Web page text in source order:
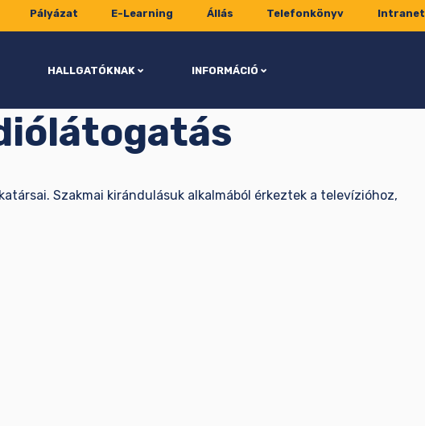
Pályázat E-Learning Állás Telefonkönyv Intranet
HALLGATÓKNAK INFORMÁCIÓ
Szakmai kirándulásuk alkalmából érkeztek a televízióhoz,